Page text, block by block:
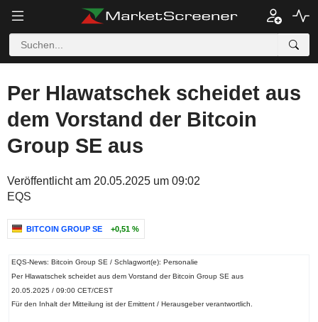
Per Hlawatschek scheidet aus
dem Vorstand der Bitcoin
Group SE aus
Veröffentlicht am 20.05.2025 um 09:02
EQS
BITCOIN GROUP SE +0,51 %
EQS-News: Bitcoin Group SE / Schlagwort(e): Personalie
Per Hlawatschek scheidet aus dem Vorstand der Bitcoin Group SE aus
20.05.2025 / 09:00 CET/CEST
Für den Inhalt der Mitteilung ist der Emittent / Herausgeber verantwortlich.